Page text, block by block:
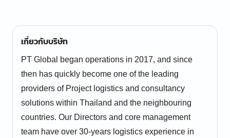
เกี่ยวกับบริษัท
PT Global began operations in 2017, and since
then has quickly become one of the leading
providers of Project logistics and consultancy
solutions within Thailand and the neighbouring
countries. Our Directors and core management
team have over 30-years logistics experience in